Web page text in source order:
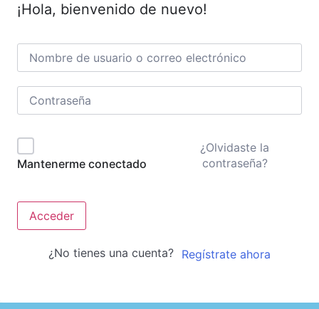
¡Hola, bienvenido de nuevo!
Mantenerme conectado
¿Olvidaste la
contraseña?
Acceder
¿No tienes una cuenta? Regístrate ahora